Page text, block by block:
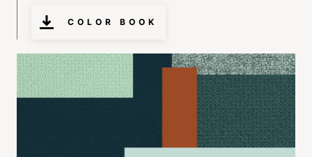
COLOR BOOK